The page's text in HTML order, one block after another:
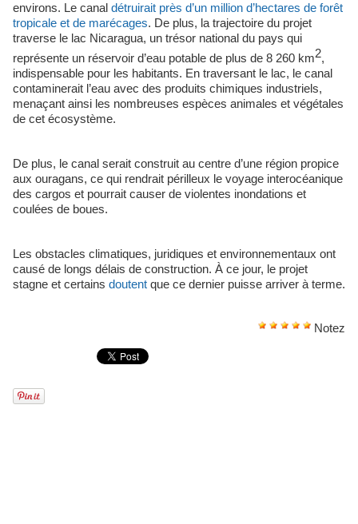
environs. Le canal détruirait près d’un million d’hectares de forêt
tropicale et de marécages. De plus, la trajectoire du projet
traverse le lac Nicaragua, un trésor national du pays qui
représente un réservoir d’eau potable de plus de 8 260 km2,
indispensable pour les habitants. En traversant le lac, le canal
contaminerait l’eau avec des produits chimiques industriels,
menaçant ainsi les nombreuses espèces animales et végétales
de cet écosystème.
De plus, le canal serait construit au centre d’une région propice
aux ouragans, ce qui rendrait périlleux le voyage interocéanique
des cargos et pourrait causer de violentes inondations et
coulées de boues.
Les obstacles climatiques, juridiques et environnementaux ont
causé de longs délais de construction. À ce jour, le projet
stagne et certains doutent que ce dernier puisse arriver à terme.
Notez